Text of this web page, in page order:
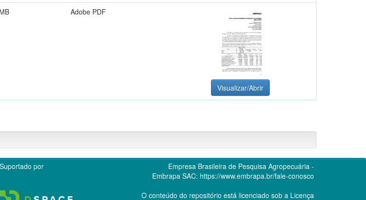
Adobe PDF
Visualizar/Abrir
Suportado por
Empresa Brasileira de Pesquisa Agropecuária -
Embrapa SAC: https://www.embrapa.br/fale-conosco
O conteúdo do repositório está licenciado sob a Licença